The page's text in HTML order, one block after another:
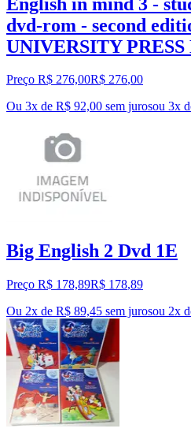
dvd-rom - second
UNIVERSITY
Preço R$ 276,00R$ 276,00
Ou 3x de R$ 92,00 sem jurosou 3x
Big English 2 Dvd 1E
Preço R$ 178,89R$ 178,89
Ou 2x de R$ 89,45 sem jurosou 2x